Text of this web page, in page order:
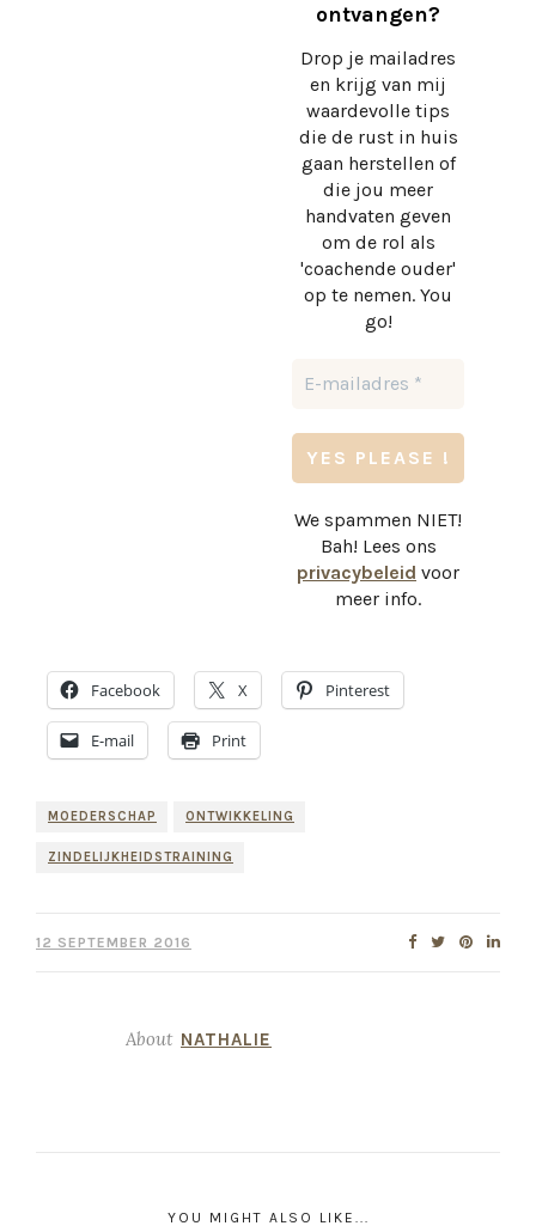
ontvangen?
Drop je mailadres
en krijg van mij
waardevolle tips
die de rust in huis
gaan herstellen of
die jou meer
handvaten geven
om de rol als
'coachende ouder'
op te nemen. You
go!
We spammen NIET!
Bah! Lees ons
privacybeleid voor
meer info.
Facebook X Pinterest
E-mail Print
MOEDERSCHAP ONTWIKKELING
ZINDELIJKHEIDSTRAINING
12 SEPTEMBER 2016
About NATHALIE
YOU MIGHT ALSO LIKE...